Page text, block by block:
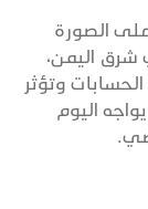
الصورة
شرق اليمن،
وتؤثر
اليوم